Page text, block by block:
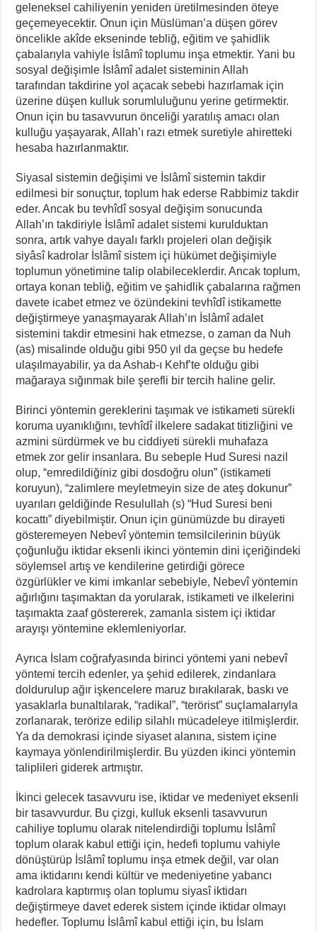
geleneksel cahiliyenin yeniden üretilmesinden öteye
geçemeyecektir. Onun için Müslüman’a düşen görev
öncelikle akîde ekseninde tebliğ, eğitim ve şahidlik
çabalarıyla vahiyle İslâmî toplumu inşa etmektir. Yani bu
sosyal değişimle İslâmî adalet sisteminin Allah
tarafından takdirine yol açacak sebebi hazırlamak için
üzerine düşen kulluk sorumluluğunu yerine getirmektir.
Onun için bu tasavvurun önceliği yaratılış amacı olan
kulluğu yaşayarak, Allah’ı razı etmek suretiyle ahiretteki
hesaba hazırlanmaktır.
Siyasal sistemin değişimi ve İslâmî sistemin takdir
edilmesi bir sonuçtur, toplum hak ederse Rabbimiz takdir
eder. Ancak bu tevhîdî sosyal değişim sonucunda
Allah’ın takdiriyle İslâmî adalet sistemi kurulduktan
sonra, artık vahye dayalı farklı projeleri olan değişik
siyâsî kadrolar İslâmî sistem içi hükümet değişimiyle
toplumun yönetimine talip olabileceklerdir. Ancak toplum,
ortaya konan tebliğ, eğitim ve şahidlik çabalarına rağmen
davete icabet etmez ve özündekini tevhîdî istikamette
değiştirmeye yanaşmayarak Allah’ın İslâmî adalet
sistemini takdir etmesini hak etmezse, o zaman da Nuh
(as) misalinde olduğu gibi 950 yıl da geçse bu hedefe
ulaşılmayabilir, ya da Ashab-ı Kehf’te olduğu gibi
mağaraya sığınmak bile şerefli bir tercih haline gelir.
Birinci yöntemin gereklerini taşımak ve istikameti sürekli
koruma uyanıklığını, tevhîdî ilkelere sadakat titizliğini ve
azmini sürdürmek ve bu ciddiyeti sürekli muhafaza
etmek zor gelir insanlara. Bu sebeple Hud Suresi nazil
olup, “emredildiğiniz gibi dosdoğru olun” (istikameti
koruyun), “zalimlere meyletmeyin size de ateş dokunur”
uyarıları geldiğinde Resulullah (s) “Hud Suresi beni
kocattı” diyebilmiştir. Onun için günümüzde bu dirayeti
gösteremeyen Nebevî yöntemin temsilcilerinin büyük
çoğunluğu iktidar eksenli ikinci yöntemin dini içeriğindeki
söylemsel artış ve kendilerine getirdiği görece
özgürlükler ve kimi imkanlar sebebiyle, Nebevî yöntemin
ağırlığını taşımaktan da yorularak, istikameti ve ilkelerini
taşımakta zaaf göstererek, zamanla sistem içi iktidar
arayışı yöntemine eklemleniyorlar.
Ayrıca İslam coğrafyasında birinci yöntemi yani nebevî
yöntemi tercih edenler, ya şehid edilerek, zindanlara
doldurulup ağır işkencelere maruz bırakılarak, baskı ve
yasaklarla bunaltılarak, “radikal”, “terörist” suçlamalarıyla
zorlanarak, terörize edilip silahlı mücadeleye itilmişlerdir.
Ya da demokrasi içinde siyaset alanına, sistem içine
kaymaya yönlendirilmişlerdir. Bu yüzden ikinci yöntemin
taliplileri giderek artmıştır.
İkinci gelecek tasavvuru ise, iktidar ve medeniyet eksenli
bir tasavvurdur. Bu çizgi, kulluk eksenli tasavvurun
cahiliye toplumu olarak nitelendirdiği toplumu İslâmî
toplum olarak kabul ettiği için, hedefi toplumu vahiyle
dönüştürüp İslâmî toplumu inşa etmek değil, var olan
ama iktidarını kendi kültür ve medeniyetine yabancı
kadrolara kaptırmış olan toplumu siyasî iktidarı
değiştirmeye davet ederek sistem içinde iktidar olmayı
hedefler. Toplumu İslâmî kabul ettiği için, bu İslam